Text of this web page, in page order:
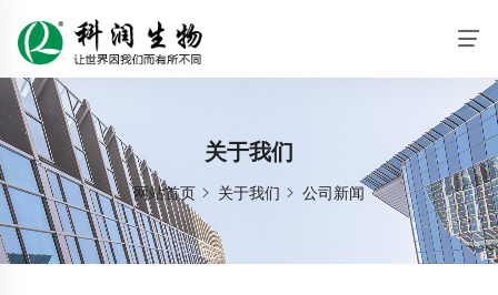
关于我们
网站首页 关于我们 公司新闻